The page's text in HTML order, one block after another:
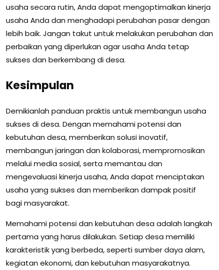
usaha secara rutin, Anda dapat mengoptimalkan kinerja
usaha Anda dan menghadapi perubahan pasar dengan
lebih baik. Jangan takut untuk melakukan perubahan dan
perbaikan yang diperlukan agar usaha Anda tetap
sukses dan berkembang di desa.
Kesimpulan
Demikianlah panduan praktis untuk membangun usaha
sukses di desa. Dengan memahami potensi dan
kebutuhan desa, memberikan solusi inovatif,
membangun jaringan dan kolaborasi, mempromosikan
melalui media sosial, serta memantau dan
mengevaluasi kinerja usaha, Anda dapat menciptakan
usaha yang sukses dan memberikan dampak positif
bagi masyarakat.
Memahami potensi dan kebutuhan desa adalah langkah
pertama yang harus dilakukan. Setiap desa memiliki
karakteristik yang berbeda, seperti sumber daya alam,
kegiatan ekonomi, dan kebutuhan masyarakatnya.